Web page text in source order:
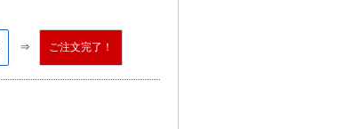
ご注文完了！